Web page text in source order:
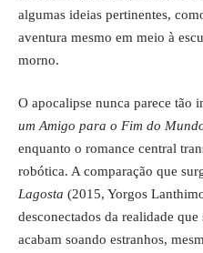
algumas ideias pertinentes,
aventura mesmo em meio à
morno.
O apocalipse nunca parece tão
um Amigo para o Fim do
enquanto o romance central
robótica. A comparação que
Lagosta (2015, Yorgos
desconectados da realidade que
acabam soando estranhos,